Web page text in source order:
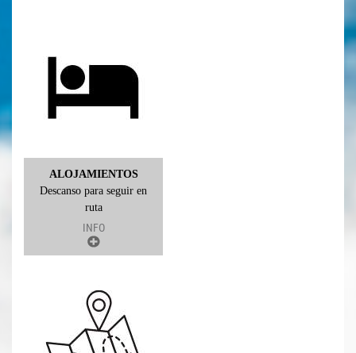
ALOJAMIENTOS
Descanso para seguir en
ruta
INFO